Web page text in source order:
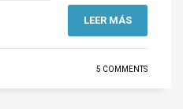
LEER MÁS
5 COMMENTS